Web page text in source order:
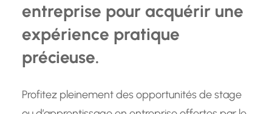
entreprise pour acquérir une
expérience pratique
précieuse.
Profitez pleinement des opportunités de stage